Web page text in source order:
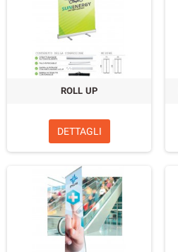
ROLL UP
DETTAGLI